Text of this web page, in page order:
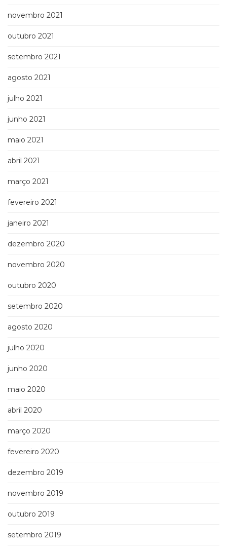
novembro 2021
outubro 2021
setembro 2021
agosto 2021
julho 2021
junho 2021
maio 2021
abril 2021
março 2021
fevereiro 2021
janeiro 2021
dezembro 2020
novembro 2020
outubro 2020
setembro 2020
agosto 2020
julho 2020
junho 2020
maio 2020
abril 2020
março 2020
fevereiro 2020
dezembro 2019
novembro 2019
outubro 2019
setembro 2019